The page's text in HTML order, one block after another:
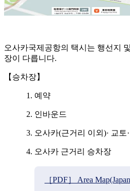
오사카국제공항의 택시는 행선지
장이 다릅니다.
【승차장】
예약
인바운드
오사카(근거리 이외)· 교토
오사카 근거리 승차장
［PDF］ Area